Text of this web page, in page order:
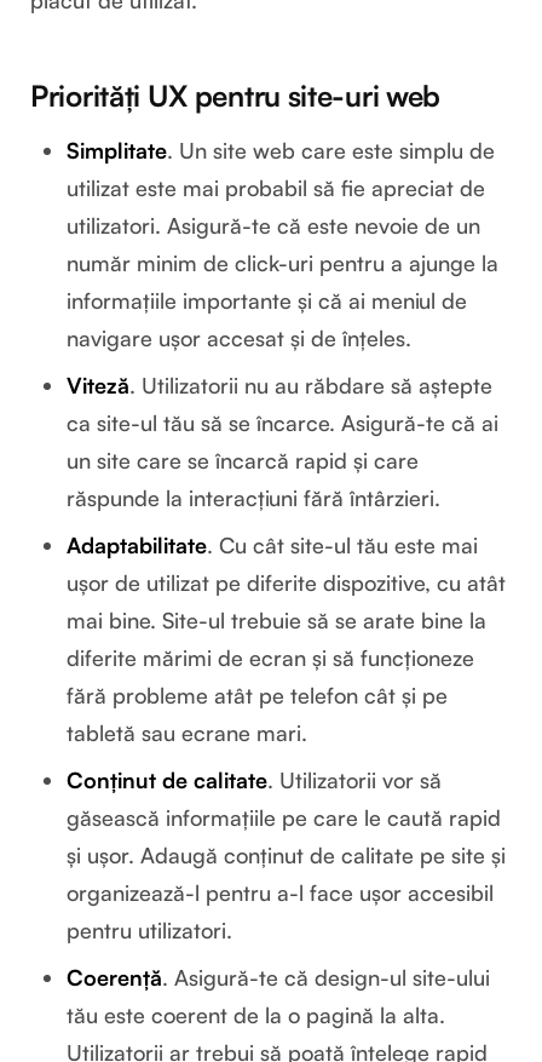
Priorități UX pentru site-uri web
Simplitate. Un site web care este simplu de
utilizat este mai probabil să fie apreciat de
utilizatori. Asigură-te că este nevoie de un
număr minim de click-uri pentru a ajunge la
informațiile importante și că ai meniul de
navigare ușor accesat și de înțeles.
Viteză. Utilizatorii nu au răbdare să aștepte
ca site-ul tău să se încarce. Asigură-te că ai
un site care se încarcă rapid și care
răspunde la interacțiuni fără întârzieri.
Adaptabilitate. Cu cât site-ul tău este mai
ușor de utilizat pe diferite dispozitive, cu atât
mai bine. Site-ul trebuie să se arate bine la
diferite mărimi de ecran și să funcționeze
fără probleme atât pe telefon cât și pe
tabletă sau ecrane mari.
Conținut de calitate. Utilizatorii vor să
găsească informațiile pe care le caută rapid
și ușor. Adaugă conținut de calitate pe site și
organizează-l pentru a-l face ușor accesibil
pentru utilizatori.
Coerență. Asigură-te că design-ul site-ului
tău este coerent de la o pagină la alta.
Utilizatorii ar trebui să poată înțelege rapid